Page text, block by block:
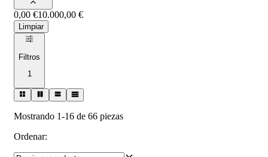
0,00 €10.000,00 €
Limpiar
Filtros
1
Mostrando 1-16 de 66 piezas
Ordenar: